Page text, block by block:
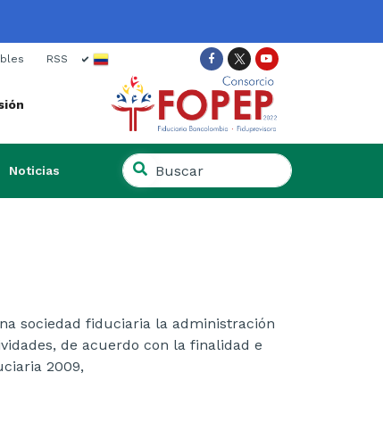
RSS
Facebook
TwitterYoutube
Noticias
Buscar
en
Buscar
sociedad fiduciaria la administración
de acuerdo con la finalidad e
2009,